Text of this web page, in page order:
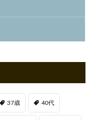
37歳 40代